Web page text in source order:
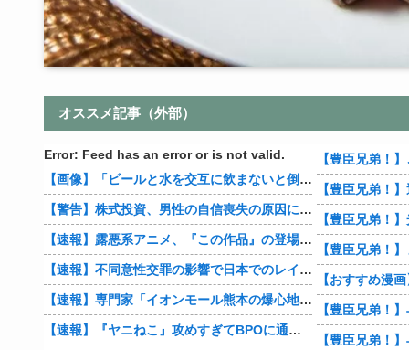
オススメ記事（外部）
Error: Feed has an error or is not valid.
【画像】「ビールと水を交互に飲まないと倒れるグラス」発売
【警告】株式投資、男性の自信喪失の原因に… 6割超が「人生の敗者」自認
【速報】露悪系アニメ、『この作品』の登場で最盛期を迎えてしまう…
【速報】不同意性交罪の影響で日本でのレイプ認知件数爆増
【速報】専門家「イオンモール熊本の爆心地に”こんなもの”があったんだけど…」
【速報】『ヤニねこ』攻めすぎてBPOに通報される
【豊臣兄弟！